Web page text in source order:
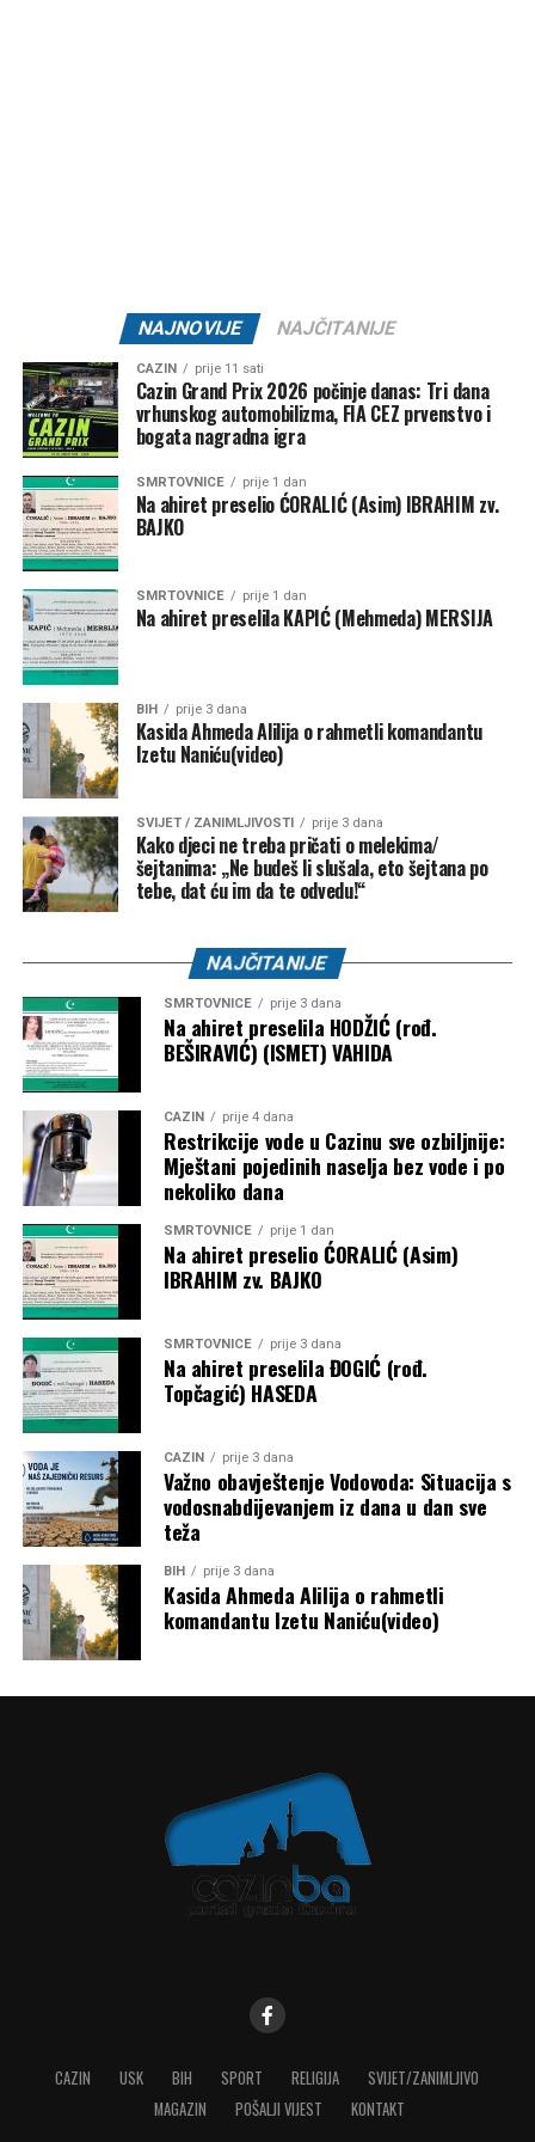
NAJNOVIJE NAJČITANIJE
CAZIN prije 11 sati
Cazin Grand Prix 2026 počinje danas: Tri dana
vrhunskog automobilizma, FIA CEZ prvenstvo i
bogata nagradna igra
SMRTOVNICE prije 1 dan
Na ahiret preselio ĆORALIĆ (Asim) IBRAHIM zv.
BAJKO
SMRTOVNICE prije 1 dan
Na ahiret preselila KAPIĆ (Mehmeda) MERSIJA
BIH prije 3 dana
Kasida Ahmeda Alilija o rahmetli komandantu
Izetu Naniću(video)
SVIJET / ZANIMLJIVOSTI prije 3 dana
Kako djeci ne treba pričati o melekima/
šejtanima: „Ne budeš li slušala, eto šejtana po
tebe, dat ću im da te odvedu!“
NAJČITANIJE
SMRTOVNICE prije 3 dana
Na ahiret preselila HODŽIĆ (rođ.
BEŠIRAVIĆ) (ISMET) VAHIDA
CAZIN prije 4 dana
Restrikcije vode u Cazinu sve ozbiljnije:
Mještani pojedinih naselja bez vode i po
nekoliko dana
SMRTOVNICE prije 1 dan
Na ahiret preselio ĆORALIĆ (Asim)
IBRAHIM zv. BAJKO
SMRTOVNICE prije 3 dana
Na ahiret preselila ĐOGIĆ (rođ.
Topčagić) HASEDA
CAZIN prije 3 dana
Važno obavještenje Vodovoda: Situacija s
vodosnabdijevanjem iz dana u dan sve
teža
BIH prije 3 dana
Kasida Ahmeda Alilija o rahmetli
komandantu Izetu Naniću(video)
CAZIN USK BIH SPORT RELIGIJA
SVIJET/ZANIMLJIVO
MAGAZIN
POŠALJI VIJEST KONTAKT